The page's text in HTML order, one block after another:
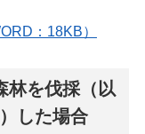
：18KB）
林を伐採（以
した場合